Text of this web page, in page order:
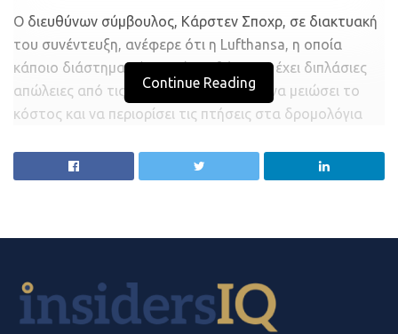
εσωτερικό και το εξωτερικό, εξαιρετικών προϊόντων και
έχουν αναλάβει την υλοποίηση έργων, τόσο στο πλαίσιο
των Περιφερειακών Επιχειρησιακών προγραμμάτων, όσο
και σε Οριζόντια επιχειρησιακά προγράμματα.
Όπως καταγγέλλουν οι επιχειρήσεις, υπάρχουν
οποίες είναι αδύνατον να τηρηθούν, ζητώντας
δώσει επαρκή χρόνο στις επιχειρήσεις που είναι
δικαιούχοι των επιδοτήσεων του ΕΣΠΑ, επισημαίνοντας
Ο διευθύνων σύμβουλος, Κάρστεν Σποχρ, σε διακτυακή
του συνέντευξη, ανέφερε ότι η Lufthansa, η οποία
κάποιο διάστημα πέρυσι είχε φθάσει να έχει διπλάσιες
απώλειες από τις σημερινές, κατάφερε να μειώσει το
κόστος και να περιορίσει τις πτήσεις στα δρομολόγια
κόστους εμπορευματικών μεταφορών.
κυβέρνηση η οποία εξασφάλισε μερίδιο 20%. Μέχρι
διευθύνων σύμβουλος της εταιρείας αναμένει ισχυρή
ανάκαμψη του κλάδου ταξιδίων από το καλοκαίρι.
Continue Reading